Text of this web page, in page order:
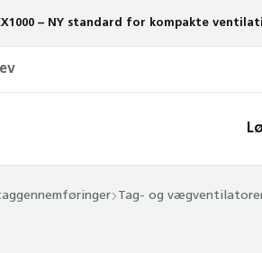
– NY standard for kompakte
Tag- og